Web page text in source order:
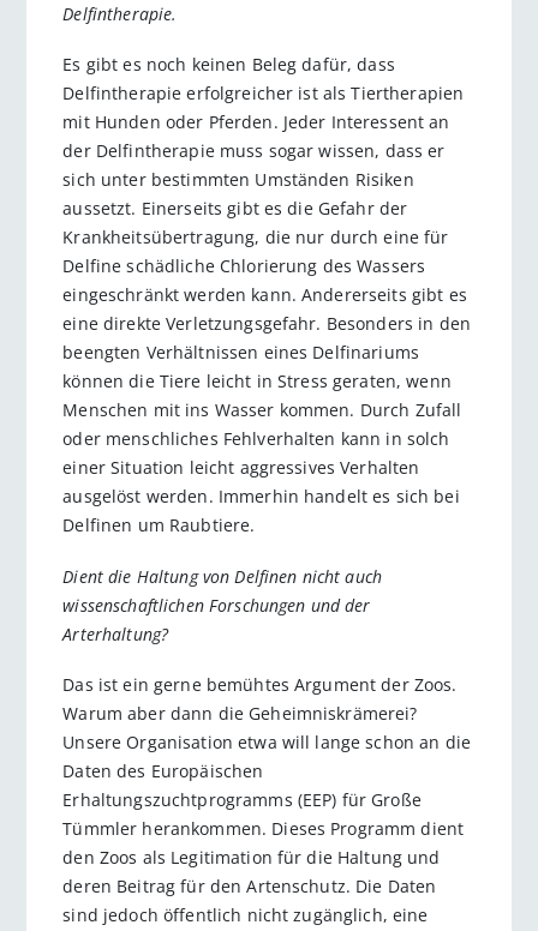
Delfintherapie.
Es gibt es noch keinen Beleg dafür, dass
Delfintherapie erfolgreicher ist als Tiertherapien
mit Hunden oder Pferden. Jeder Interessent an
der Delfintherapie muss sogar wissen, dass er
sich unter bestimmten Umständen Risiken
aussetzt. Einerseits gibt es die Gefahr der
Krankheitsübertragung, die nur durch eine für
Delfine schädliche Chlorierung des Wassers
eingeschränkt werden kann. Andererseits gibt es
eine direkte Verletzungsgefahr. Besonders in den
beengten Verhältnissen eines Delfinariums
können die Tiere leicht in Stress geraten, wenn
Menschen mit ins Wasser kommen. Durch Zufall
oder menschliches Fehlverhalten kann in solch
einer Situation leicht aggressives Verhalten
ausgelöst werden. Immerhin handelt es sich bei
Delfinen um Raubtiere.
Dient die Haltung von Delfinen nicht auch
wissenschaftlichen Forschungen und der
Arterhaltung?
Das ist ein gerne bemühtes Argument der Zoos.
Warum aber dann die Geheimniskrämerei?
Unsere Organisation etwa will lange schon an die
Daten des Europäischen
Erhaltungszuchtprogramms (EEP) für Große
Tümmler herankommen. Dieses Programm dient
den Zoos als Legitimation für die Haltung und
deren Beitrag für den Artenschutz. Die Daten
sind jedoch öffentlich nicht zugänglich, eine